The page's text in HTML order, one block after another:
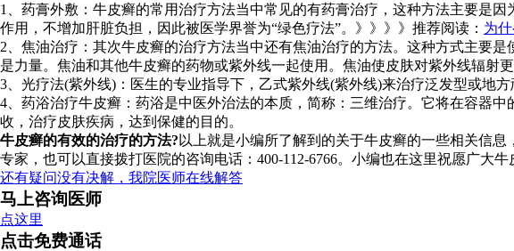
1、药膏外敷：牛皮癣的常用治疗方法当中常见的有药膏治疗，这种方法主要是
作用，不增加肝脏负担，因此被医学界誉为“绿色疗法”。》》》》推荐阅读： 为
2、焦油治疗：其次牛皮癣的治疗方法当中还有焦油治疗的方法。这种方式主要
是力量。焦油和其他牛皮癣的药物或紫外线一起使用。焦油使皮肤对紫外线辐射
3、光疗法(紫外线)：医生的专业指导下，乙式紫外线(紫外线)来治疗泛发型或地
4、药浴治疗牛皮癣：药浴是中医外治法的本质，简称：三维治疗。它将在容器
收，治疗皮肤疾病，达到保健的目的。
牛皮癣的有效的治疗的方法? 以上就是小编所了解到的关于牛皮癣的一些相关信
专家，也可以直接拨打医院的咨询电话：400-112-6766。小编也在这里祝愿广大
还有疑问没有决解，我院医师在线解答
马上咨询医师
点这里
点击免费通话